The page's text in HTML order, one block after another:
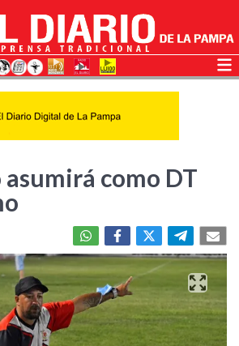
como DT